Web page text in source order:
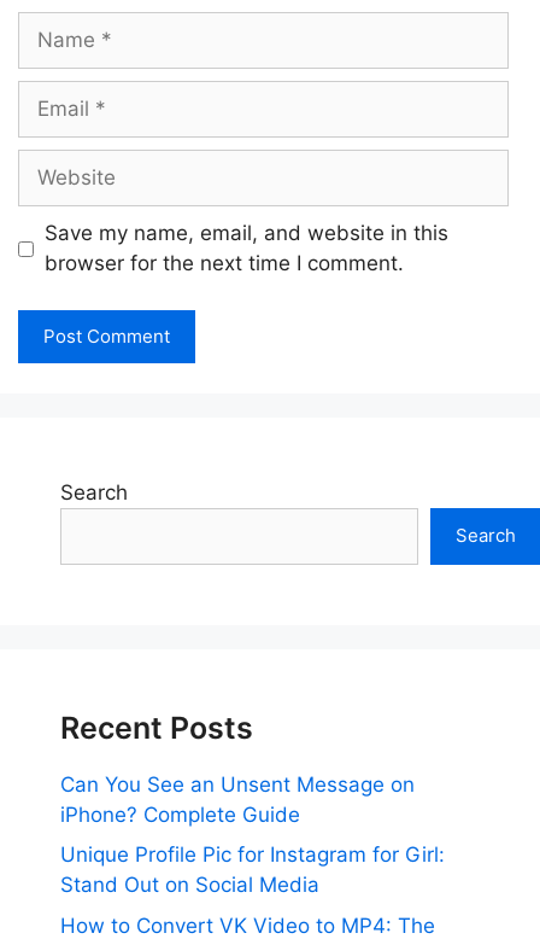
Name
Email
Website
Save my name, email, and website in this
browser for the next time I comment.
Search
Search
Recent Posts
Can You See an Unsent Message on
iPhone? Complete Guide
Unique Profile Pic for Instagram for Girl:
Stand Out on Social Media
How to Convert VK Video to MP4: The